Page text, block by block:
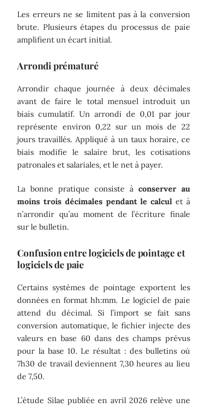
Les erreurs ne se limitent pas à la conversion
brute. Plusieurs étapes du processus de paie
amplifient un écart initial.
Arrondi prématuré
Arrondir chaque journée à deux décimales
avant de faire le total mensuel introduit un
biais cumulatif. Un arrondi de 0,01 par jour
représente environ 0,22 sur un mois de 22
jours travaillés. Appliqué à un taux horaire, ce
biais modifie le salaire brut, les cotisations
patronales et salariales, et le net à payer.
La bonne pratique consiste à conserver au
moins trois décimales pendant le calcul et à
n’arrondir qu’au moment de l’écriture finale
sur le bulletin.
Confusion entre logiciels de pointage et
logiciels de paie
Certains systèmes de pointage exportent les
données en format hh:mm. Le logiciel de paie
attend du décimal. Si l’import se fait sans
conversion automatique, le fichier injecte des
valeurs en base 60 dans des champs prévus
pour la base 10. Le résultat : des bulletins où
7h30 de travail deviennent 7,30 heures au lieu
de 7,50.
L’étude Silae publiée en avril 2026 relève une